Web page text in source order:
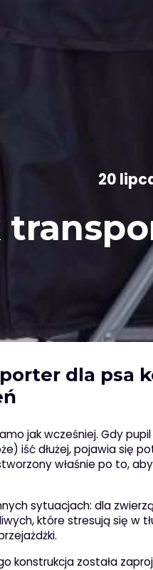
20
dla psa
jak wcześniej. Gdy
iść dłużej, pojawia się
właśnie po to,
sytuacjach: dla
które stresują się w
konstrukcja została